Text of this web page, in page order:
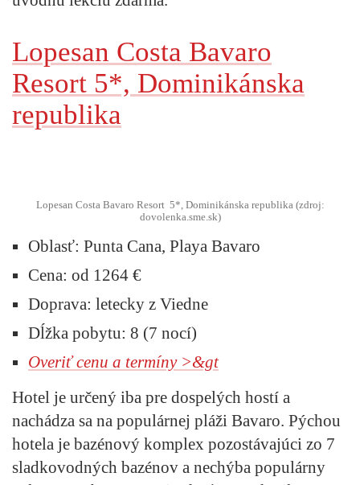
Lopesan Costa Bavaro
Resort 5*, Dominikánska
republika
Lopesan Costa Bavaro Resort 5*, Dominikánska republika (zdroj:
dovolenka.sme.sk)
Oblasť: Punta Cana, Playa Bavaro
Cena: od 1264 €
Doprava: letecky z Viedne
Dĺžka pobytu: 8 (7 nocí)
Overiť cenu a termíny >&gt
Hotel je určený iba pre dospelých hostí a
nachádza sa na populárnej pláži Bavaro. Pýchou
hotela je bazénový komplex pozostávajúci zo 7
sladkovodných bazénov a nechýba populárny